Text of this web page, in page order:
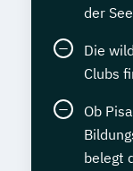
der
Die
Clubs
Ob
belegt